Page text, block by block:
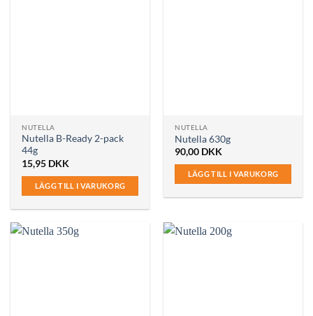
NUTELLA
Nutella B-Ready 2-pack
44g
15,95 DKK
LÄGG TILL I VARUKORG
NUTELLA
Nutella 630g
90,00 DKK
LÄGG TILL I VARUKORG